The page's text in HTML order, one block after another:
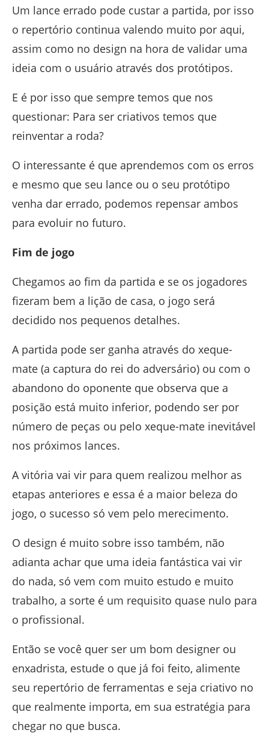
Um lance errado pode custar a partida, por isso
o repertório continua valendo muito por aqui,
assim como no design na hora de validar uma
ideia com o usuário através dos protótipos.
E é por isso que sempre temos que nos
questionar: Para ser criativos temos que
reinventar a roda?
O interessante é que aprendemos com os erros
e mesmo que seu lance ou o seu protótipo
venha dar errado, podemos repensar ambos
para evoluir no futuro.
Fim de jogo
Chegamos ao fim da partida e se os jogadores
fizeram bem a lição de casa, o jogo será
decidido nos pequenos detalhes.
A partida pode ser ganha através do xeque-
mate (a captura do rei do adversário) ou com o
abandono do oponente que observa que a
posição está muito inferior, podendo ser por
número de peças ou pelo xeque-mate inevitável
nos próximos lances.
A vitória vai vir para quem realizou melhor as
etapas anteriores e essa é a maior beleza do
jogo, o sucesso só vem pelo merecimento.
O design é muito sobre isso também, não
adianta achar que uma ideia fantástica vai vir
do nada, só vem com muito estudo e muito
trabalho, a sorte é um requisito quase nulo para
o profissional.
Então se você quer ser um bom designer ou
enxadrista, estude o que já foi feito, alimente
seu repertório de ferramentas e seja criativo no
que realmente importa, em sua estratégia para
chegar no que busca.